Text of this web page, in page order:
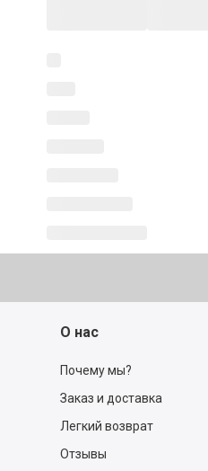
О нас
Почему мы?
Заказ и доставка
Легкий возврат
Отзывы